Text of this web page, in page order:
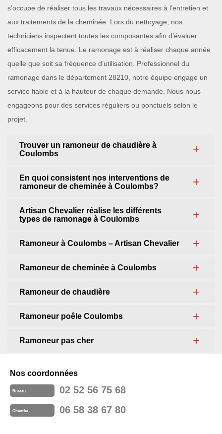
s’occupe de réaliser tous les travaux nécessaires à l’entretien et
aux traitements de la cheminée. Lors du nettoyage, nos
techniciens inspectent toutes les composantes afin d’évaluer
efficacement la tenue. Le ramonage est à réaliser chaque année
quelle que soit sa fréquence d’utilisation. Professionnel du
ramonage dans le département 28210, notre équipe engage un
service fiable et à la hauteur de chaque demande. Nous nous
engageons pour des services réguliers ou ponctuels selon le
projet.
Trouver un ramoneur de chaudière à
Coulombs
En quoi consistent nos interventions de
ramoneur de cheminée à Coulombs?
Artisan Chevalier réalise les différents
types de ramonage à Coulombs
Ramoneur à Coulombs – Artisan Chevalier
Ramoneur de cheminée à Coulombs
Ramoneur de chaudière
Ramoneur poêle Coulombs
Ramoneur pas cher
Nos coordonnées
Bureau 02 52 56 75 68
Chantier 06 58 38 67 80